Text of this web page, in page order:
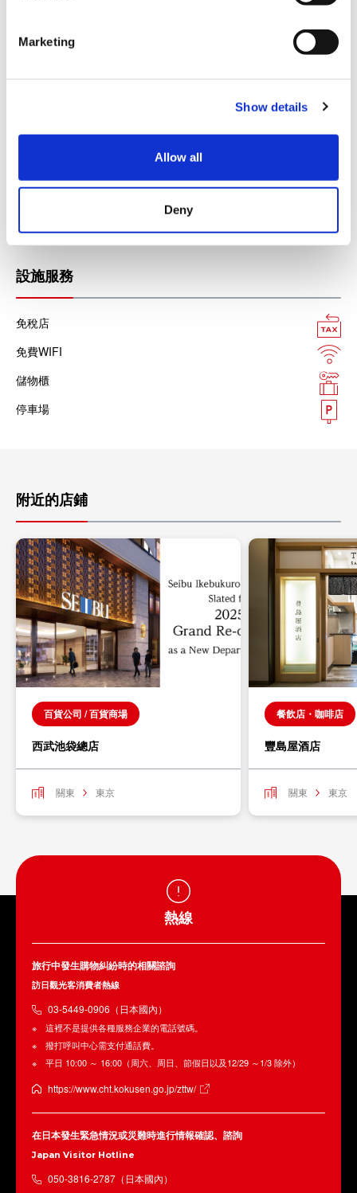
Marketing
Show details
Allow all
Deny
Diners信用卡
LINE支付
設施服務
免稅店
免費WIFI
儲物櫃
停車場
附近的店鋪
百貨公司 / 百貨商場
西武池袋總店
關東 東京
餐飲店・咖啡店
豐島屋酒店
關東 東京
熱線
旅行中發生購物糾紛時的相關諮詢
訪日觀光客消費者熱線
03-5449-0906（日本國內）
這裡不是提供各種服務企業的電話號碼。
撥打呼叫中心需支付通話費。
平日 10:00 ～ 16:00（周六、周日、節假日以及12/29 ～1/3 除外）
https://www.cht.kokusen.go.jp/zttw/
在日本發生緊急情況或災難時進行情報確認、諮詢
Japan Visitor Hotline
050-3816-2787（日本國內）